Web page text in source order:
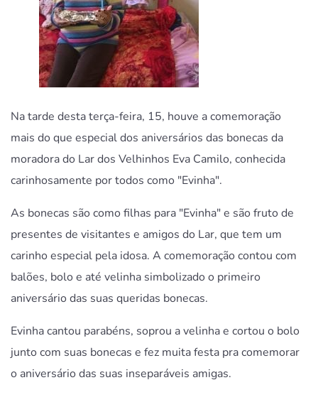
Na tarde desta terça-feira, 15, houve a comemoração
mais do que especial dos aniversários das bonecas da
moradora do Lar dos Velhinhos Eva Camilo, conhecida
carinhosamente por todos como "Evinha".
As bonecas são como filhas para "Evinha" e são fruto de
presentes de visitantes e amigos do Lar, que tem um
carinho especial pela idosa. A comemoração contou com
balões, bolo e até velinha simbolizado o primeiro
aniversário das suas queridas bonecas.
Evinha cantou parabéns, soprou a velinha e cortou o bolo
junto com suas bonecas e fez muita festa pra comemorar
o aniversário das suas inseparáveis amigas.